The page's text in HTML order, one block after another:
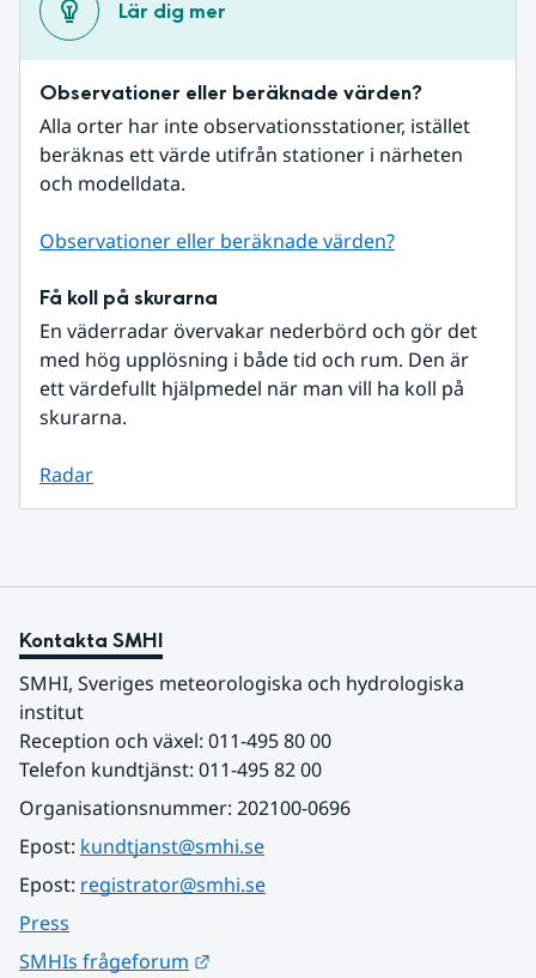
Lär dig mer
Observationer eller beräknade värden?
Alla orter har inte observationsstationer, istället
beräknas ett värde utifrån stationer i närheten
och modelldata.
Observationer eller beräknade värden?
Få koll på skurarna
En väderradar övervakar nederbörd och gör det
med hög upplösning i både tid och rum. Den är
ett värdefullt hjälpmedel när man vill ha koll på
skurarna.
Radar
Kontakta SMHI
SMHI, Sveriges meteorologiska och hydrologiska
institut
Reception och växel: 011-495 80 00
Telefon kundtjänst: 011-495 82 00
Organisationsnummer: 202100-0696
Epost: kundtjanst@smhi.se
Epost: registrator@smhi.se
Press
SMHIs frågeforum